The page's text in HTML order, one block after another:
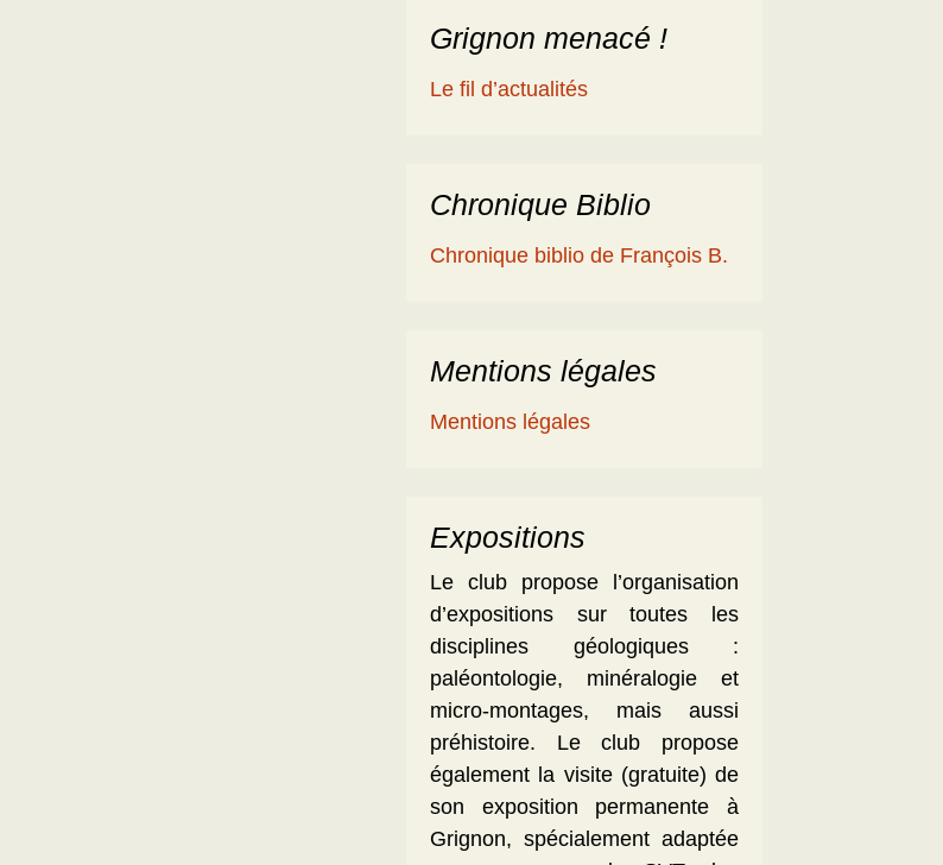
Grignon menacé !
Le fil d’actualités
Chronique Biblio
Chronique biblio de François B.
Mentions légales
Mentions légales
Expositions
Le club propose l’organisation
d’expositions sur toutes les
disciplines géologiques :
paléontologie, minéralogie et
micro-montages, mais aussi
préhistoire. Le club propose
également la visite (gratuite) de
son exposition permanente à
Grignon, spécialement adaptée